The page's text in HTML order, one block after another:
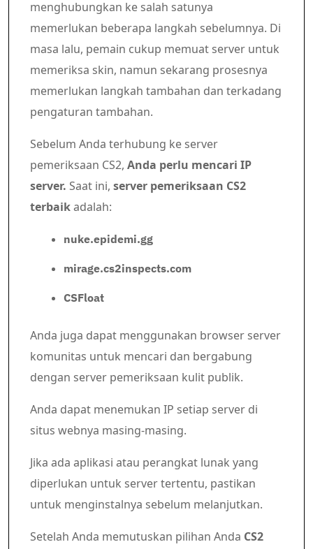
menghubungkan ke salah satunya
memerlukan beberapa langkah sebelumnya. Di
masa lalu, pemain cukup memuat server untuk
memeriksa skin, namun sekarang prosesnya
memerlukan langkah tambahan dan terkadang
pengaturan tambahan.
Sebelum Anda terhubung ke server
pemeriksaan CS2, Anda perlu mencari IP
server. Saat ini, server pemeriksaan CS2
terbaikadalah:
nuke.epidemi.gg
mirage.cs2inspects.com
CSFloat
Anda juga dapat menggunakan browser server
komunitas untuk mencari dan bergabung
dengan server pemeriksaan kulit publik.
Anda dapat menemukan IP setiap server di
situs webnya masing-masing.
Jika ada aplikasi atau perangkat lunak yang
diperlukan untuk server tertentu, pastikan
untuk menginstalnya sebelum melanjutkan.
Setelah Anda memutuskan pilihan Anda CS2